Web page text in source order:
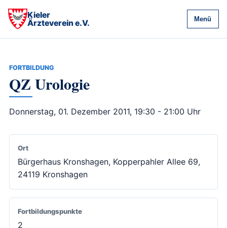
Kieler
Ärzteverein e.V.
Menü
FORTBILDUNG
QZ Urologie
Donnerstag, 01. Dezember 2011, 19:30 - 21:00 Uhr
Ort
Bürgerhaus Kronshagen, Kopperpahler Allee 69,
24119 Kronshagen
Fortbildungspunkte
2